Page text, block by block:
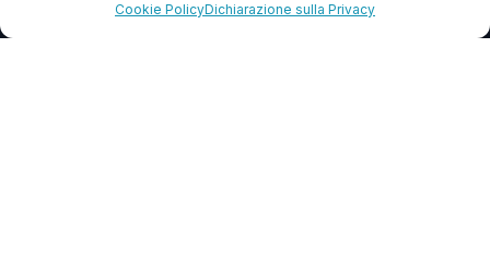
Cookie PolicyDichiarazione sulla Privacy